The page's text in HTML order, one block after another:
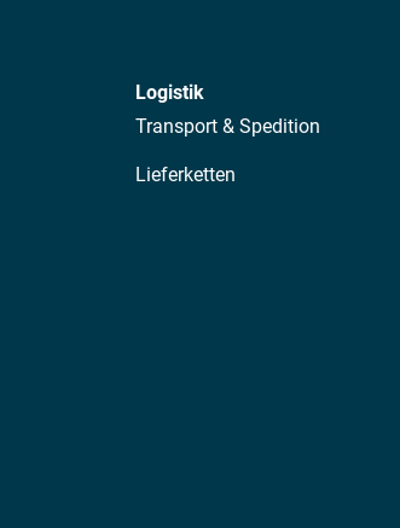
Logistik
Transport & Spedition
Lieferketten